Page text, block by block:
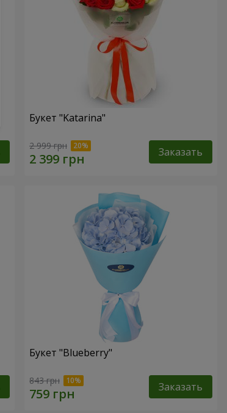
Букет "Katarina"
2 999 грн Заказать
Букет "Blueberry"
843 грн Заказать